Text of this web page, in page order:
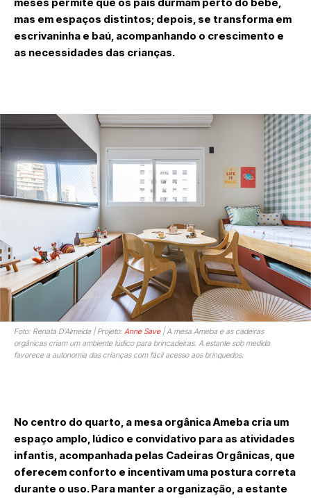
meses permite que os pais durmam perto do bebê,
mas em espaços distintos; depois, se transforma em
escrivaninha e baú, acompanhando o crescimento e
as necessidades das crianças.
Foto: Renata D’Almeida | Projeto: Anne Save| A mesa Ameba e as cadeiras
orgânicas criam um ambiente lúdico para brincadeiras. A estante sob medida
favorece a autonomia das crianças com fácil acesso aos brinquedos.
No centro do quarto, a mesa orgânica Ameba cria um
espaço amplo, lúdico e convidativo para as atividades
infantis, acompanhada pelas Cadeiras Orgânicas, que
oferecem conforto e incentivam uma postura correta
durante o uso. Para manter a organização, a estante